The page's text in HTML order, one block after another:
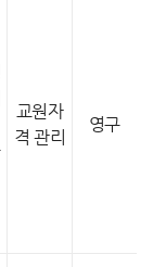
교원자
격 관리
영구